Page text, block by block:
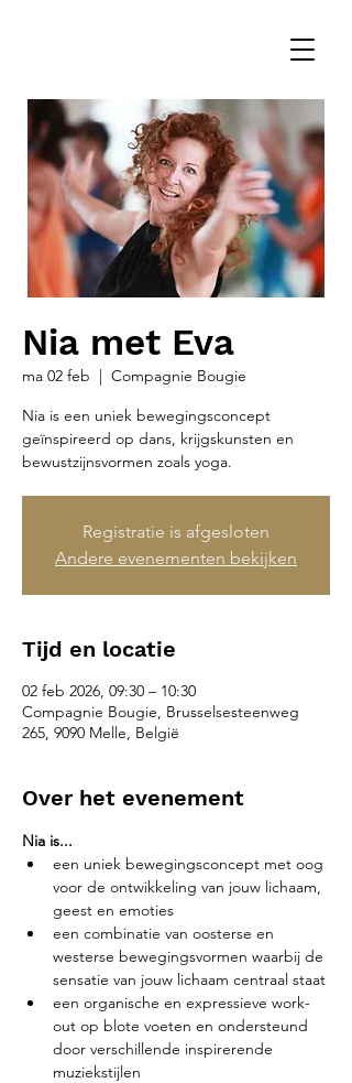
Nia met Eva
ma 02 feb
  |
Compagnie Bougie
Nia is een uniek bewegingsconcept
geïnspireerd op dans, krijgskunsten en
bewustzijnsvormen zoals yoga.
Registratie is afgesloten
Andere evenementen bekijken
Tijd en locatie
02 feb 2026, 09:30 – 10:30
Compagnie Bougie, Brusselsesteenweg
265, 9090 Melle, België
Over het evenement
Nia is...
een uniek bewegingsconcept met oog
voor de ontwikkeling van jouw lichaam,
geest en emoties
een combinatie van oosterse en
westerse bewegingsvormen waarbij de
sensatie van jouw lichaam centraal staat
een organische en expressieve work-
out op blote voeten en ondersteund
door verschillende inspirerende
muziekstijlen